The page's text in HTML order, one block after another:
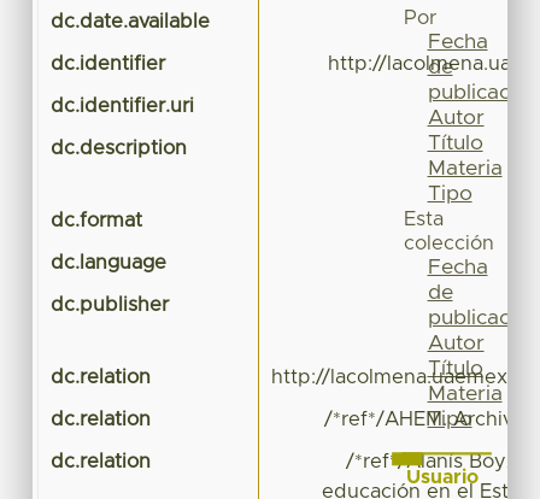
dc.date.available
dc.identifier http://
dc.identifier.uri
dc.description
dc.format
dc.language
dc.publisher
dc.relation http://
dc.relation /*ref*/AHEM. Archivo
dc.relation
/*ref*/Alanís Boyzo.
educación en el
Por
Fecha
de
publicación
Autor
Título
Materia
Tipo
Esta
colección
Fecha
de
publicación
Autor
Título
Materia
Tipo
Usuario